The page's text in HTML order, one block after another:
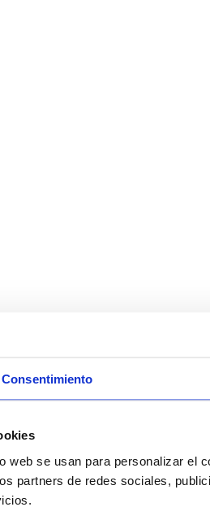
Consentimiento
web se usan para personalizar el
partners de redes sociales,